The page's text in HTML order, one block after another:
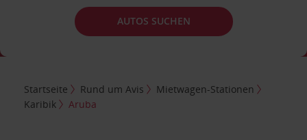
AUTOS SUCHEN
Startseite Rund um Avis
Mietwagen-Stationen
Karibik
Aruba